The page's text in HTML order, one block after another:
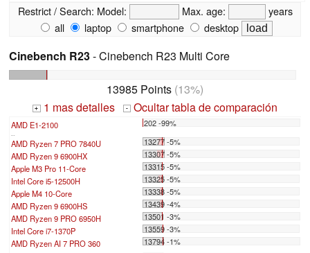
Restrict / Search: Model: Max. age:
years
all
laptop smartphone desktop
Cinebench R23- Cinebench R23 Multi Core
13985 Points (13%)
+ 1 mas detalles - Ocultar tabla de comparación
AMD E1-2100 202 -99%
...
AMD Ryzen 7 PRO 7840U
13277 -5%
AMD Ryzen 9 6900HX
13307 -5%
Apple M3 Pro 11-Core
13315 -5%
Intel Core i5-12500H
13325 -5%
Apple M4 10-Core
13338 -5%
AMD Ryzen 9 6900HS
13439 -4%
AMD Ryzen 9 PRO 6950H
13501 -3%
Intel Core i7-1370P
13559 -3%
AMD Ryzen AI 7 PRO 360
13794 -1%